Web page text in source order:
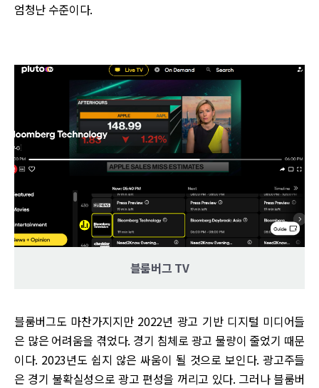
엄청난 수준이다.
블룸버그 TV
블룸버그도 마찬가지지만 2022년 광고 기반 디지털 미디어들
은 많은 어려움을 겪었다. 경기 침체로 광고 물량이 줄었기 때문
이다. 2023년도 쉽지 않은 싸움이 될 것으로 보인다. 광고주들
은 경기 불확실성으로 광고 편성을 꺼리고 있다. 그러나 블룸버